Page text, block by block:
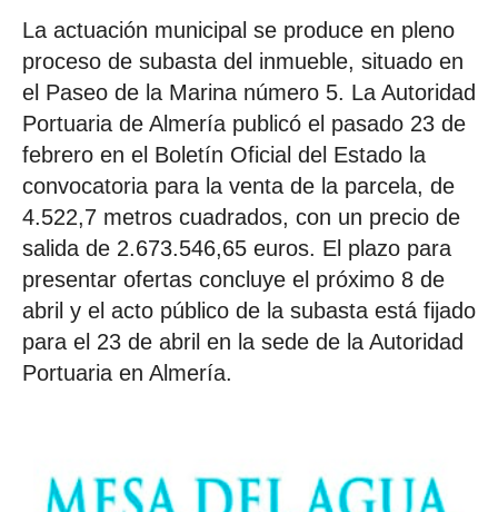
La actuación municipal se produce en pleno
proceso de subasta del inmueble, situado en
el Paseo de la Marina número 5. La Autoridad
Portuaria de Almería publicó el pasado 23 de
febrero en el Boletín Oficial del Estado la
convocatoria para la venta de la parcela, de
4.522,7 metros cuadrados, con un precio de
salida de 2.673.546,65 euros. El plazo para
presentar ofertas concluye el próximo 8 de
abril y el acto público de la subasta está fijado
para el 23 de abril en la sede de la Autoridad
Portuaria en Almería.